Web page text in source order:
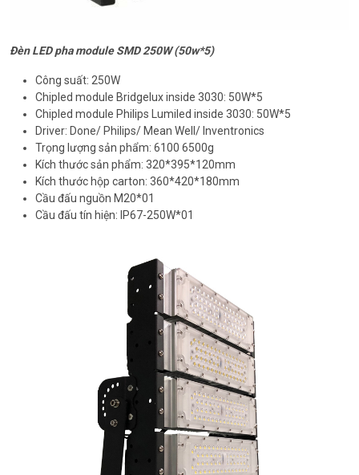
Đèn LED pha module SMD 250W (50w*5)
Công suất: 250W
Chipled module Bridgelux inside 3030: 50W*5
Chipled module Philips Lumiled inside 3030: 50W*5
Driver: Done/ Philips/ Mean Well/ Inventronics
Trọng lượng sản phẩm: 6100 6500g
Kích thước sản phẩm: 320*395*120mm
Kích thước hộp carton: 360*420*180mm
Cầu đấu nguồn M20*01
Cầu đấu tín hiện: IP67-250W*01